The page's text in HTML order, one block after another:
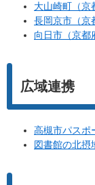
大山崎町（京
長岡京市（京
向日市（京都
広域連携
高槻市パスポ
図書館の北摂